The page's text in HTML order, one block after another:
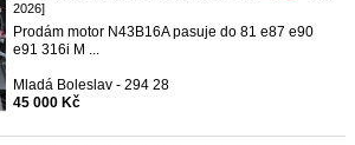
2026]
Prodám motor N43B16A pasuje do 81 e87 e90
e91 316i M ...
Mladá Boleslav - 294 28
45 000 Kč